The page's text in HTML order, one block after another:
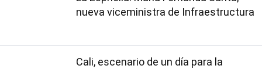
nueva viceministra de Infraestructura
Cali, escenario de un día para la